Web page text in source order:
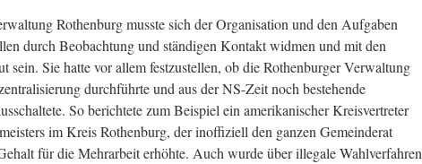
Rothenburg musste sich der Organisation und den Aufgaben
durch Beobachtung und ständigen Kontakt widmen und mit den
sein. Sie hatte vor allem festzustellen, ob die Rothenburger Verwaltung
durchführte und aus der NS-Zeit noch bestehende
So berichtete zum Beispiel ein amerikanischer Kreisvertreter
im Kreis Rothenburg, der inoffiziell den ganzen Gemeinderat
für die Mehrarbeit erhöhte. Auch wurde über illegale Wahlverfahren